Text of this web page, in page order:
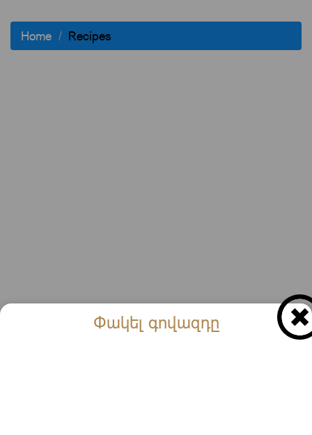
Home Recipes
Փակել գովազդը